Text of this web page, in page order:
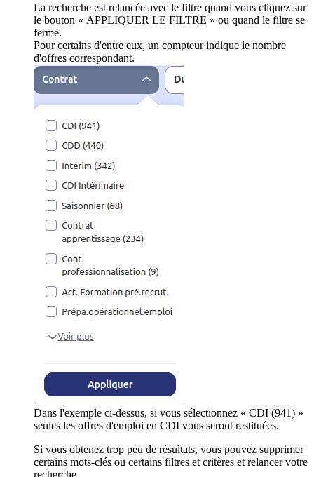
La recherche est relancée avec le filtre quand vous cliquez sur
le bouton « APPLIQUER LE FILTRE » ou quand le filtre se
ferme.
Pour certains d'entre eux, un compteur indique le nombre
d'offres correspondant.
Dans l'exemple ci-dessus, si vous sélectionnez « CDI (941) »
seules les offres d'emploi en CDI vous seront restituées.
Si vous obtenez trop peu de résultats, vous pouvez supprimer
certains mots-clés ou certains filtres et critères et relancer votre
recherche.